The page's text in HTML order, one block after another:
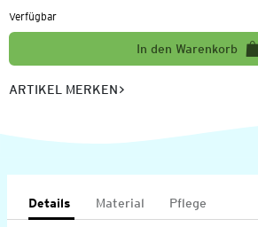
Verfügbar
In den Warenkorb
ARTIKEL MERKEN
Details Material Pflege